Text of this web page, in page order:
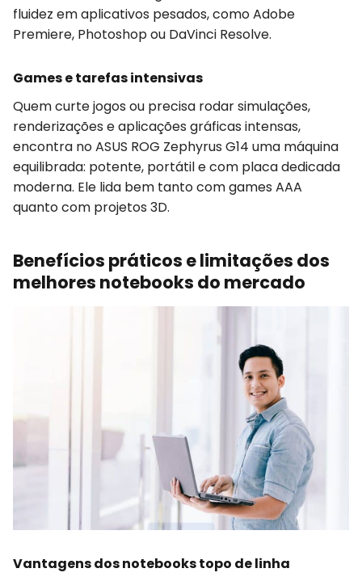
fluidez em aplicativos pesados, como Adobe
Premiere, Photoshop ou DaVinci Resolve.
Games e tarefas intensivas
Quem curte jogos ou precisa rodar simulações,
renderizações e aplicações gráficas intensas,
encontra no ASUS ROG Zephyrus G14 uma máquina
equilibrada: potente, portátil e com placa dedicada
moderna. Ele lida bem tanto com games AAA
quanto com projetos 3D.
Benefícios práticos e limitações dos
melhores notebooks do mercado
Vantagens dos notebooks topo de linha